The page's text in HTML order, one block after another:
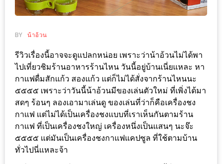
HIMMA
10
ร้าน
พ่อ
ค้า
แซ่บ
แม่ค้า
สวย
BY น้าอ้วน
รีวิวเรื่องนี้อาจจะดูแปลกหน่อย เพราะว่าน้าอ้วนไม่ได้พา
ไปเที่ยวชิมร้านอาหารร้านไหน วันนี้อยู่บ้านเนี่ยแหละ หา
กาแฟดื่มสักแก้ว สองแก้ว แต่ก็ไม่ได้สั่งจากร้านไหนนะ
๕๕๕๕​ เพราะว่าวันนี้น้าอ้วนมีของเล่นตัวใหม่ ที่เพิ่งได้มา
สดๆ ร้อนๆ ลองเอามาเล่นดู ของเล่นที่ว่าก็คือเครื่องชง
กาแฟ แต่ไม่ได้เป็นเครื่องชงแบบที่เราเห็นกันตามร้าน
กาแฟ ที่เป็นเครื่องชงใหญ่ เครื่องหนึ่งเป็นแสนๆ นะจ๊ะ
๕๕๕๕ แต่มันเป็นเครื่องชงกาแฟแคปซูล ที่ใช้ตามบ้าน
ทั่วไปนี่แหละจ้า